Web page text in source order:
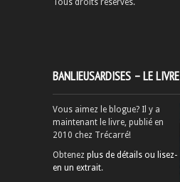
BANLIEUSARDISES – LE LIVRE
Vous aimez le blogue? Il y a
maintenant le livre, publié en
2010 chez Trécarré!
Obtenez plus de détails ou lisez-
en un extrait.